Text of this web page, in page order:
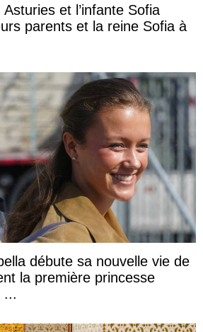
et l’infante Sofia
parents et la reine Sofia à
débute sa nouvelle vie de
la première princesse
...